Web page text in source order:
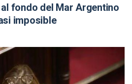
fondo del Mar Argentino
imposible